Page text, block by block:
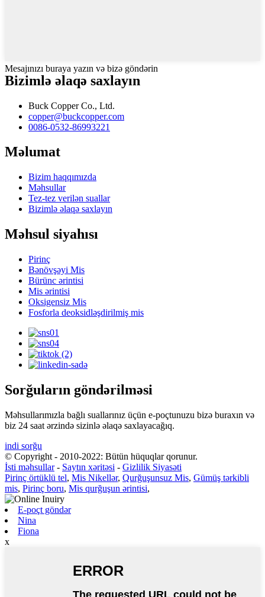
Mesajınızı buraya yazın və bizə göndərin
Bizimlə əlaqə saxlayın
Buck Copper Co., Ltd.
copper@buckcopper.com
0086-0532-86993221
Məlumat
Bizim haqqımızda
Məhsullar
Tez-tez verilən suallar
Bizimlə əlaqə saxlayın
Məhsul siyahısı
Pirinç
Bənövşəyi Mis
Bürünc ərintisi
Mis ərintisi
Oksigensiz Mis
Fosforla deoksidləşdirilmiş mis
Sorğuların göndərilməsi
Məhsullarımızla bağlı suallarınız üçün e-poçtunuzu bizə buraxın və
biz 24 saat ərzində sizinlə əlaqə saxlayacağıq.
indi sorğu
© Copyright - 2010-2022: Bütün hüquqlar qorunur.
İsti məhsullar- Saytın xəritəsi - Gizlilik Siyasəti
Pirinç örtüklü tel, Mis Nikellər, Qurğuşunsuz Mis, Gümüş tərkibli
mis, Pirinç boru, Mis qurğuşun ərintisi,
E-poçt göndər
Nina
Fiona
x